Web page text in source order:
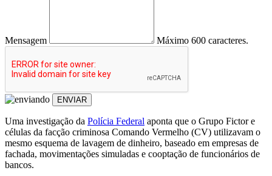
Mensagem Máximo 600 caracteres.
ENVIAR
Uma investigação da Polícia Federal aponta que o Grupo Fictor e
células da facção criminosa Comando Vermelho (CV) utilizavam o
mesmo esquema de lavagem de dinheiro, baseado em empresas de
fachada, movimentações simuladas e cooptação de funcionários de
bancos.